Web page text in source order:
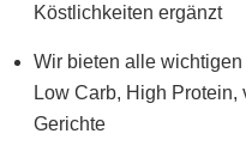
Köstlichkeiten ergänzt
Wir bieten alle
Low Carb, High
Gerichte